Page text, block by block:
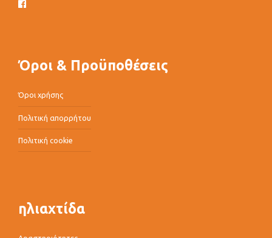
Όροι & Προϋποθέσεις
Όροι χρήσης
Πολιτική απορρήτου
Πολιτική cookie
ηλιαχτίδα